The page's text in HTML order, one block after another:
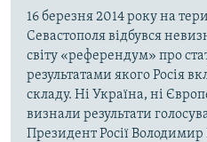
16 березня 2014 року на
Севастополя відбувся
світу «референдум» про
результатами якого Росія
складу. Ні Україна, ні
визнали результати
Президент Росії Володимир